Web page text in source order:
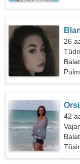
26
Orsi
42